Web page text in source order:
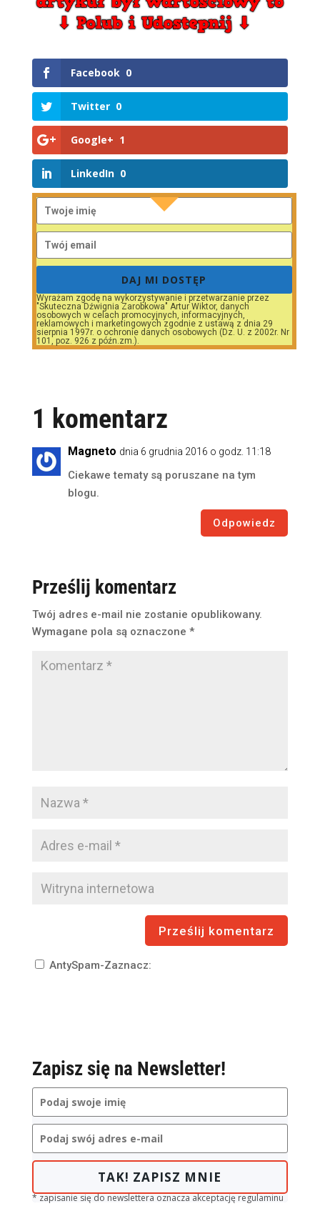
Facebook 0
Twitter 0
Google+ 1
LinkedIn 0
DAJ MI DOSTĘP
Wyrażam zgodę na wykorzystywanie i przetwarzanie przez
"Skuteczna Dźwignia Zarobkowa" Artur Wiktor, danych
osobowych w celach promocyjnych, informacyjnych,
reklamowych i marketingowych zgodnie z ustawą z dnia 29
sierpnia 1997r. o ochronie danych osobowych (Dz. U. z 2002r. Nr
101, poz. 926 z późn.zm.).
1 komentarz
Magneto dnia 6 grudnia 2016 o godz. 11:18
Ciekawe tematy są poruszane na tym
blogu.
Odpowiedz
Prześlij komentarz
Twój adres e-mail nie zostanie opublikowany.
Wymagane pola są oznaczone *
AntySpam-Zaznacz:
Zapisz się na Newsletter!
TAK! ZAPISZ MNIE
* zapisanie się do newslettera oznacza akceptację regulaminu